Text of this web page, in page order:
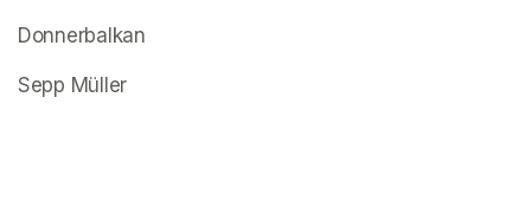
Donnerbalkan
Sepp Müller